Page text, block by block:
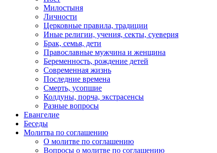
Милостыня
Личности
Церковные правила, традиции
Иные религии, учения, секты, суеверия
Брак, семья, дети
Православные мужчина и женщина
Беременность, рождение детей
Современная жизнь
Последние времена
Смерть, усопшие
Колдуны, порча, экстрасенсы
Разные вопросы
Евангелие
Беседы
Молитва по соглашению
О молитве по соглашению
Вопросы о молитве по соглашению